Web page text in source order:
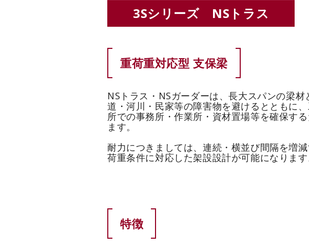
3Sシリーズ NSトラス
重荷重対応型 支保梁
NSトラス・NSガーダーは、長大スパンの梁材
道・河川・民家等の障害物を避けるとともに
所での事務所・作業所・資材置場等を確保す
ます。
耐力につきましては、連続・横並び間隔を増
荷重条件に対応した架設設計が可能になります
特徴